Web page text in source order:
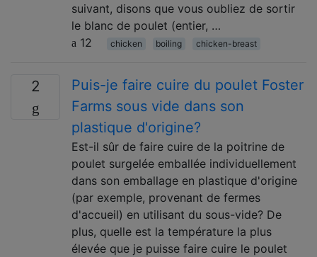
suivant, disons que vous oubliez de sortir
le blanc de poulet (entier, …
12
chicken boiling chicken-breast
2
Puis-je faire cuire du poulet Foster
Farms sous vide dans son
plastique d'origine?
Est-il sûr de faire cuire de la poitrine de
poulet surgelée emballée individuellement
dans son emballage en plastique d'origine
(par exemple, provenant de fermes
d'accueil) en utilisant du sous-vide? De
plus, quelle est la température la plus
élevée que je puisse faire cuire le poulet